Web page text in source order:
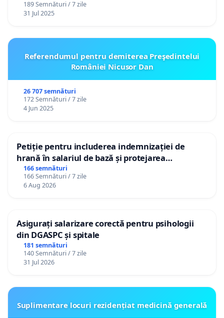
189 Semnături / 7 zile
31 Jul 2025
Referendumul pentru demiterea Preşedintelui
României Nicusor Dan
26 707 semnături
172 Semnături / 7 zile
4 Jun 2025
Petiție pentru includerea indemnizației de
hrană în salariul de bază și protejarea
gradațiilor de vechime pentru asistenții
personali
166 semnături
166 Semnături / 7 zile
6 Aug 2026
Asigurați salarizare corectă pentru psihologii
din DGASPC și spitale
181 semnături
140 Semnături / 7 zile
31 Jul 2026
Suplimentare locuri rezidențiat medicină generală